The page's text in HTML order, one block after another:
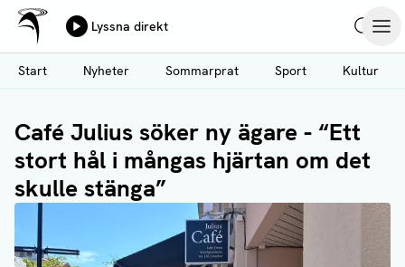
Hoppa
till
huvudinnehåll
Ålands Radio & TV
Lyssna direkt
Start
Nyheter Sommarprat Sport Kultur
Café Julius söker ny ägare - “Ett
stort hål i mångas hjärtan om det
skulle stänga”